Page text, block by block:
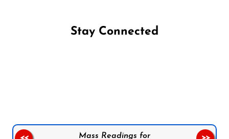
Stay Connected
Mass Readings for